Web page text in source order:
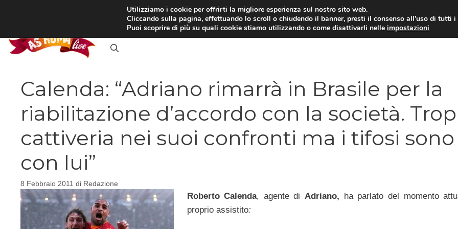
RASSEGNA STAMPA INTERVISTE CALCIOMERCATO CAMPIONATO
Calenda: “Adriano rimarrà in Brasile per la
riabilitazione d’accordo con la società.
cattiveria nei suoi confronti ma i tifosi sono
con lui”
8 Febbraio 2011 di Redazione
Roberto Calenda, agente diAdriano, ha parlato del momento
proprio assistito:
Utilizziamo i cookie per offrirti la migliore esperienza sul nostro sito web.
Cliccando sulla pagina, effettuando lo scroll o chiudendo il banner, presti il consenso all’uso di tutti i
Puoi scoprire di più su quali cookie stiamo utilizzando o come disattivarli nelleimpostazioni